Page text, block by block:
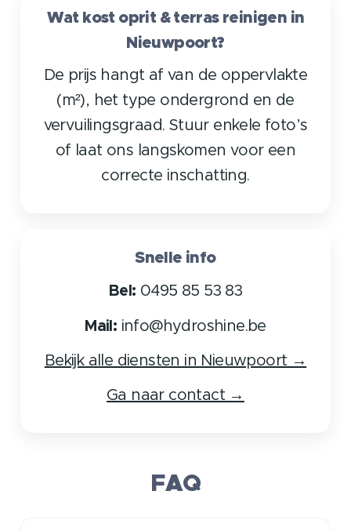
Wat kost oprit & terras reinigen in
Nieuwpoort?
De prijs hangt af van de oppervlakte
(m²), het type ondergrond en de
vervuilingsgraad. Stuur enkele foto’s
of laat ons langskomen voor een
correcte inschatting.
Snelle info
Bel: 0495 85 53 83
Mail: info@hydroshine.be
Bekijk alle diensten in Nieuwpoort →
Ga naar contact →
FAQ